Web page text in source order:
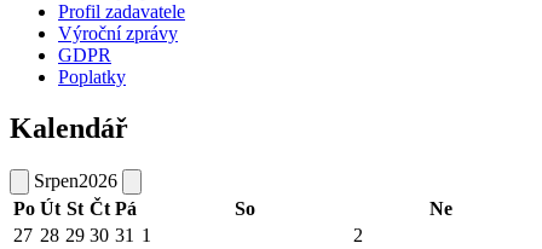
Profil zadavatele
Výroční zprávy
GDPR
Poplatky
Kalendář
Srpen2026
Po Út St Čt Pá So
Ne
27 28 29 30 31 1 2